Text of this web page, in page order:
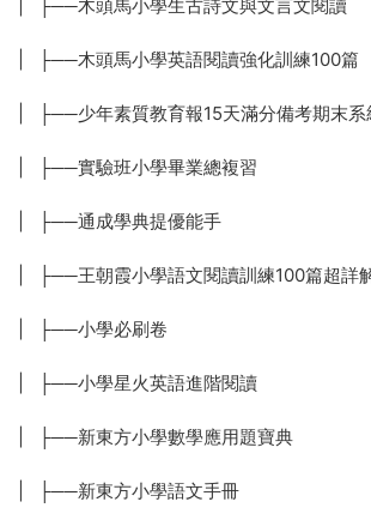
| ├──木頭馬小學生古詩文與文言文閱讀
| ├──木頭馬小學英語閱讀強化訓練100篇
| ├──少年素質教育報15天滿分備考期末系
| ├──實驗班小學畢業總複習
| ├──通成學典提優能手
| ├──王朝霞小學語文閱讀訓練100篇超詳
| ├──小學必刷卷
| ├──小學星火英語進階閱讀
| ├──新東方小學數學應用題寶典
| ├──新東方小學語文手冊